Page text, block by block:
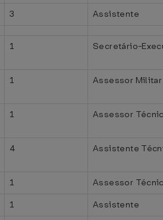
3 Assistente
1 Secretário-
1 Assessor Militar
1 Assessor
4 Assistente
1
Assessor
1
Assistente